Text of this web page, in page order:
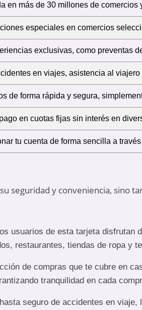
en más de 30 millones de
especiales en comercios
exclusivas, como preventas
en viajes, asistencia al
de forma rápida y segura,
en cuotas fijas sin interés en
tu cuenta de forma sencilla a
seguridad y conveniencia, sino
usuarios de esta tarjeta disfrutan
restaurantes, tiendas de ropa y
de compras que te cubre en
tranquilidad en cada
seguro de accidentes en viaje,